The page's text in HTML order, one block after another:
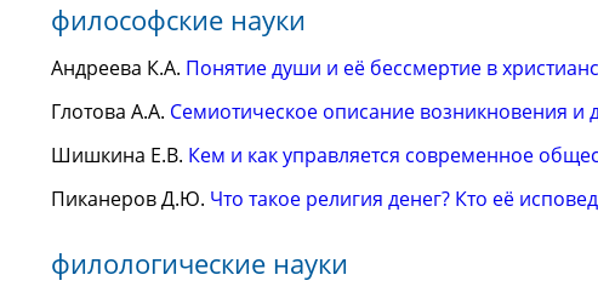
философские науки
Андреева К.А. Понятие души и её бессмертие в
Глотова А.А. Семиотическое описание возникновения и
Шишкина Е.В. Кем и как управляется современное
Пиканеров Д.Ю. Что такое религия денег? Кто её
филологические науки